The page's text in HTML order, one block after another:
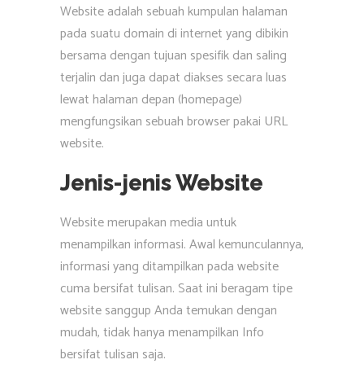
Website adalah sebuah kumpulan halaman
pada suatu domain di internet yang dibikin
bersama dengan tujuan spesifik dan saling
terjalin dan juga dapat diakses secara luas
lewat halaman depan (homepage)
mengfungsikan sebuah browser pakai URL
website.
Jenis-jenis Website
Website merupakan media untuk
menampilkan informasi. Awal kemunculannya,
informasi yang ditampilkan pada website
cuma bersifat tulisan. Saat ini beragam tipe
website sanggup Anda temukan dengan
mudah, tidak hanya menampilkan Info
bersifat tulisan saja.